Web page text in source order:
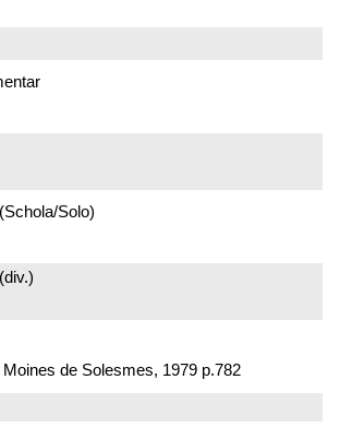
Solo)
de Solesmes, 1979 p.782